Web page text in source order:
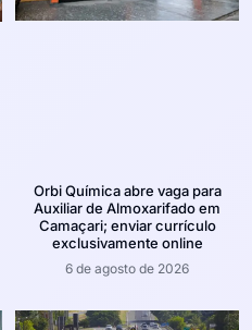
Orbi Química abre vaga para
Auxiliar de Almoxarifado em
Camaçari; enviar currículo
exclusivamente online
6 de agosto de 2026